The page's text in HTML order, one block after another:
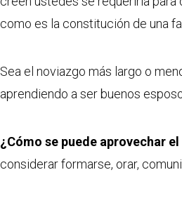
como es la constitución de una
Sea el noviazgo más largo o
aprendiendo a ser buenos
¿Cómo se puede aprovechar
considerar formarse, orar,